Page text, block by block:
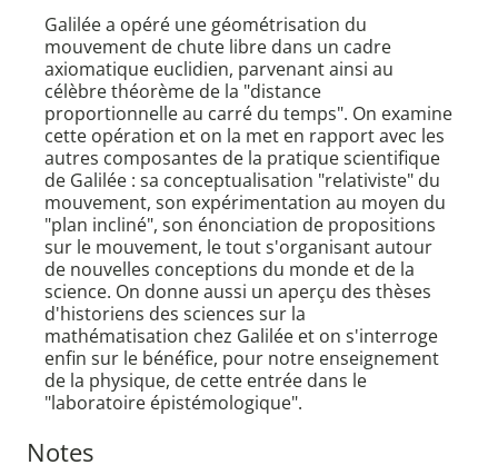
Galilée a opéré une géométrisation du
mouvement de chute libre dans un cadre
axiomatique euclidien, parvenant ainsi au
célèbre théorème de la "distance
proportionnelle au carré du temps". On examine
cette opération et on la met en rapport avec les
autres composantes de la pratique scientifique
de Galilée : sa conceptualisation "relativiste" du
mouvement, son expérimentation au moyen du
"plan incliné", son énonciation de propositions
sur le mouvement, le tout s'organisant autour
de nouvelles conceptions du monde et de la
science. On donne aussi un aperçu des thèses
d'historiens des sciences sur la
mathématisation chez Galilée et on s'interroge
enfin sur le bénéfice, pour notre enseignement
de la physique, de cette entrée dans le
"laboratoire épistémologique".
Notes